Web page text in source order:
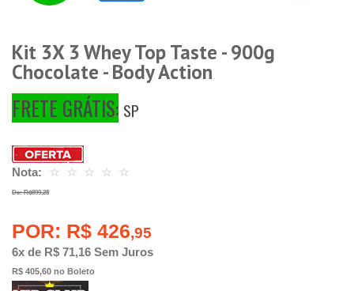
Kit 3X 3 Whey Top Taste - 900g
Chocolate - Body Action
FRETE GRÁTIS: SP
Nota: ☆ ☆ ☆ ☆ ☆
De: R$899,28
POR: R$ 426,95
6x de R$ 71,16 Sem Juros
R$ 405,60 no Boleto